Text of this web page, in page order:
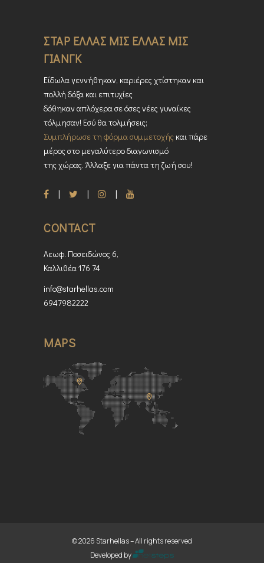
ΣΤΑΡ ΕΛΛΑΣ ΜΙΣ ΕΛΛΑΣ ΜΙΣ
ΓΙΑΝΓΚ
Είδωλα γεννήθηκαν, καριέρες χτίστηκαν και
πολλή δόξα και επιτυχίες
δόθηκαν απλόχερα σε όσες νέες γυναίκες
τόλμησαν! Εσύ θα τολμήσεις;
Συμπλήρωσε τη φόρμα συμμετοχής και πάρε
μέρος στο μεγαλύτερο διαγωνισμό
της χώρας. Άλλαξε για πάντα τη ζωή σου!
CONTACT
Λεωφ. Ποσειδώνος 6,
Καλλιθέα 176 74
info@starhellas.com
6947982222
MAPS
© 2026 Starhellas – All rights reserved
Developed by